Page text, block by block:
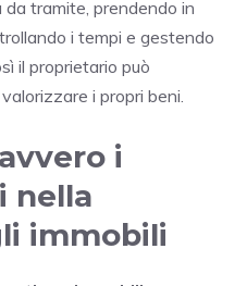
tramite, prendendo in
i tempi e gestendo
il proprietario può
i propri beni.
i
nella
immobili